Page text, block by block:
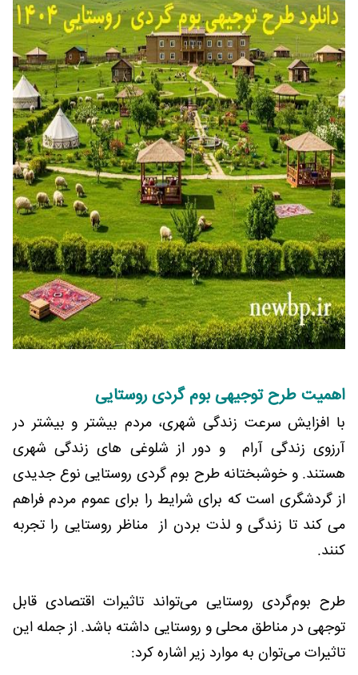
اهمیت طرح توجیهی بوم گردی روستایی
با افزایش سرعت زندگی شهری، مردم بیشتر و بیشتر در
آرزوی زندگی آرام و دور از شلوغی های زندگی شهری
هستند. و خوشبختانه طرح بوم گردی روستایی نوع جدیدی
از گردشگری است که برای شرایط را برای عموم مردم فراهم
می کند تا زندگی و لذت بردن از مناظر روستایی را تجربه
کنند.
طرح بوم‌گردی روستایی می‌تواند تاثیرات اقتصادی قابل
توجهی در مناطق محلی و روستایی داشته باشد. از جمله این
تاثیرات می‌توان به موارد زیر اشاره کرد: